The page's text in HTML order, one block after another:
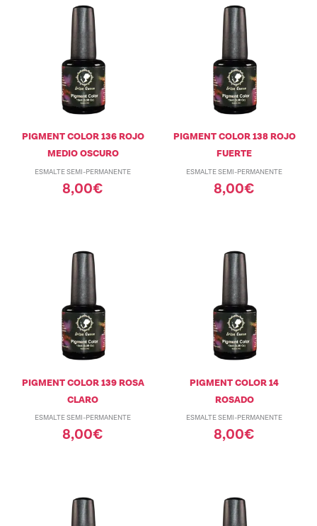
PIGMENT COLOR 136 ROJO
MEDIO OSCURO
ESMALTE SEMI-PERMANENTE
8,00€
PIGMENT COLOR 138 ROJO
FUERTE
ESMALTE SEMI-PERMANENTE
8,00€
PIGMENT COLOR 139 ROSA
CLARO
ESMALTE SEMI-PERMANENTE
8,00€
PIGMENT COLOR 14
ROSADO
ESMALTE SEMI-PERMANENTE
8,00€